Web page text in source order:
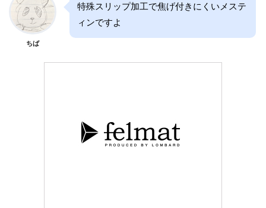
ちば
特殊スリップ加工で焦げ付きにくいメステ
ィンですよ